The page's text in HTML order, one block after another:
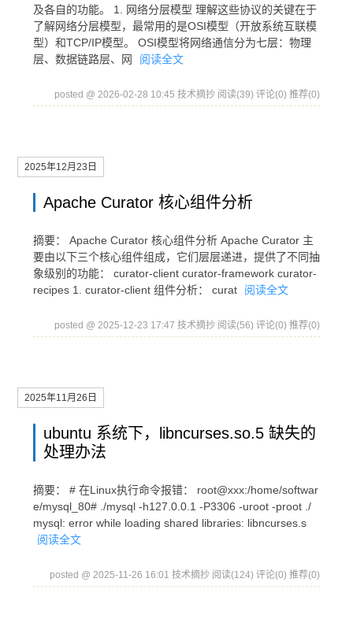
及各自的功能。 1. 网络分层模型 理解这些协议的关键在于
了解网络分层模型，最常用的是OSI模型（开放系统互联模
型）和TCP/IP模型。 OSI模型将网络通信分为七层：物理
层、数据链路层、网
阅读全文
posted @ 2026-02-28 10:45 技术摘抄 阅读(39) 评论(0) 推荐(0)
2025年12月23日
Apache Curator 核心组件分析
摘要： Apache Curator 核心组件分析 Apache Curator 主
要由以下三个核心组件组成，它们层层递进，提供了不同抽
象级别的功能： curator-client curator-framework curator-
recipes 1. curator-client 组件分析： curat
阅读全文
posted @ 2025-12-23 17:47 技术摘抄 阅读(56) 评论(0) 推荐(0)
2025年11月26日
ubuntu 系统下，libncurses.so.5 缺失的
处理办法
摘要： # 在Linux执行命令报错： root@xxx:/home/softwar
e/mysql_80# ./mysql -h127.0.0.1 -P3306 -uroot -proot ./
mysql: error while loading shared libraries: libncurses.s
阅读全文
posted @ 2025-11-26 16:01 技术摘抄 阅读(124) 评论(0) 推荐(0)